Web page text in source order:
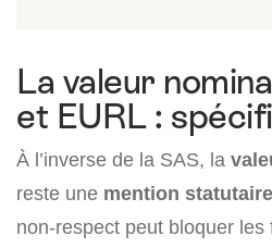
La valeur
et EURL :
À l’inverse de la SAS, la
reste une mention
non-respect peut bloquer